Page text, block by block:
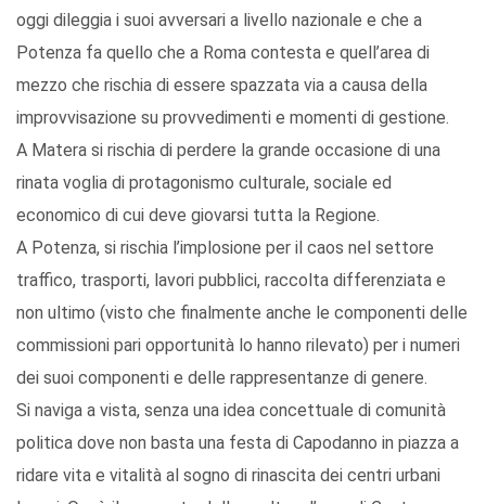
oggi dileggia i suoi avversari a livello nazionale e che a
Potenza fa quello che a Roma contesta e quell’area di
mezzo che rischia di essere spazzata via a causa della
improvvisazione su provvedimenti e momenti di gestione.
A Matera si rischia di perdere la grande occasione di una
rinata voglia di protagonismo culturale, sociale ed
economico di cui deve giovarsi tutta la Regione.
A Potenza, si rischia l’implosione per il caos nel settore
traffico, trasporti, lavori pubblici, raccolta differenziata e
non ultimo (visto che finalmente anche le componenti delle
commissioni pari opportunità lo hanno rilevato) per i numeri
dei suoi componenti e delle rappresentanze di genere.
Si naviga a vista, senza una idea concettuale di comunità
politica dove non basta una festa di Capodanno in piazza a
ridare vita e vitalità al sogno di rinascita dei centri urbani